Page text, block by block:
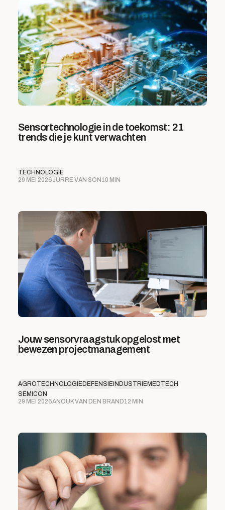
Sensortechnologie in de toekomst: 21
trends die je kunt verwachten
TECHNOLOGIE
29 MEI 2026JURRE VAN SON10 MIN
Jouw sensorvraagstuk opgelost met
bewezen projectmanagement
AGROTECHNOLOGIEDEFENSIE INDUSTRIEMEDTECH
SEMICON
29 MEI 2026ANOUK VAN DEN BRAND12 MIN